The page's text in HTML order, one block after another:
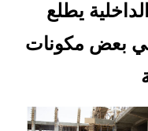
يطلع
بعض مكونات